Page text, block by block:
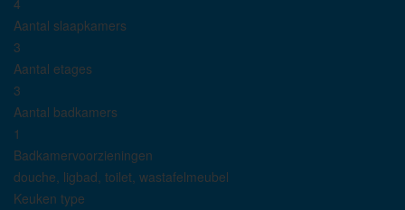
4
Aantal slaapkamers
3
Aantal etages
3
Aantal badkamers
1
Badkamervoorzieningen
douche, ligbad, toilet, wastafelmeubel
Keuken type